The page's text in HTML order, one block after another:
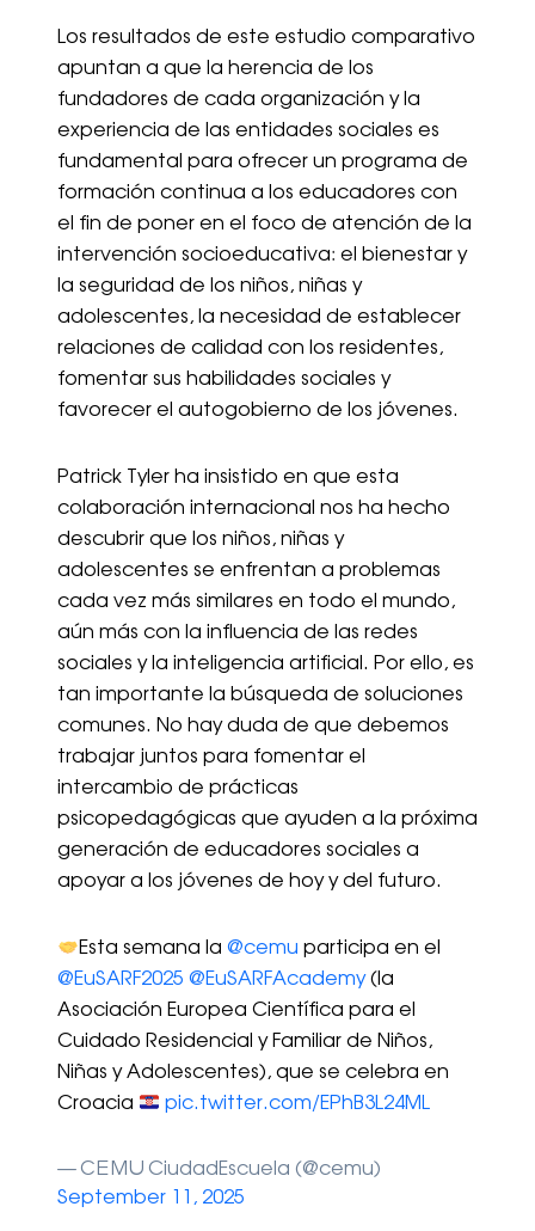
Los resultados de este estudio comparativo
apuntan a que la herencia de los
fundadores de cada organización y la
experiencia de las entidades sociales es
fundamental para ofrecer un programa de
formación continua a los educadores con
el fin de poner en el foco de atención de la
intervención socioeducativa: el bienestar y
la seguridad de los niños, niñas y
adolescentes, la necesidad de establecer
relaciones de calidad con los residentes,
fomentar sus habilidades sociales y
favorecer el autogobierno de los jóvenes.
Patrick Tyler ha insistido en que esta
colaboración internacional nos ha hecho
descubrir que los niños, niñas y
adolescentes se enfrentan a problemas
cada vez más similares en todo el mundo,
aún más con la influencia de las redes
sociales y la inteligencia artificial. Por ello, es
tan importante la búsqueda de soluciones
comunes. No hay duda de que debemos
trabajar juntos para fomentar el
intercambio de prácticas
psicopedagógicas que ayuden a la próxima
generación de educadores sociales a
apoyar a los jóvenes de hoy y del futuro.
Esta semana la@cemu participa en el
@EuSARF2025 @EuSARFAcademy(la
Asociación Europea Científica para el
Cuidado Residencial y Familiar de Niños,
Niñas y Adolescentes), que se celebra en
Croacia
pic.twitter.com/EPhB3L24ML
— CEMU CiudadEscuela (@cemu)
September 11, 2025